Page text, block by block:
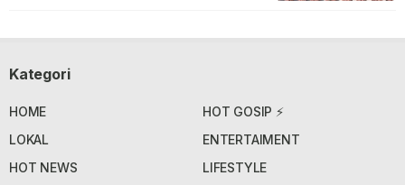
Kategori
HOME
HOT GOSIP ⚡
LOKAL
ENTERTAIMENT
HOT NEWS
LIFESTYLE